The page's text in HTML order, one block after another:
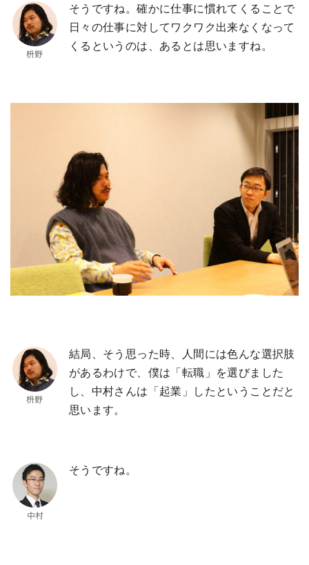
そうですね。確かに仕事に慣れてくることで
日々の仕事に対してワクワク出来なくなって
くるというのは、あるとは思いますね。
結局、そう思った時、人間には色んな選択肢
があるわけで、僕は「転職」を選びました
し、中村さんは「起業」したということだと
思います。
そうですね。